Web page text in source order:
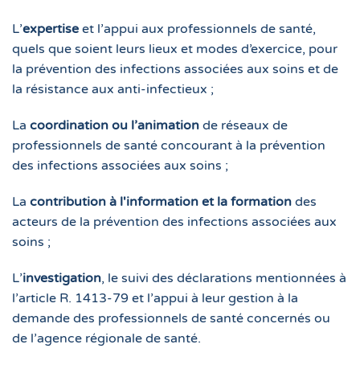
L’expertise et l’appui aux professionnels de santé,
quels que soient leurs lieux et modes d’exercice, pour
la prévention des infections associées aux soins et de
la résistance aux anti-infectieux ;
La coordination ou l’animation de réseaux de
professionnels de santé concourant à la prévention
des infections associées aux soins ;
La contribution à l'information et la formation des
acteurs de la prévention des infections associées aux
soins ;
L’investigation, le suivi des déclarations mentionnées à
l’article R. 1413-79 et l’appui à leur gestion à la
demande des professionnels de santé concernés ou
de l’agence régionale de santé.